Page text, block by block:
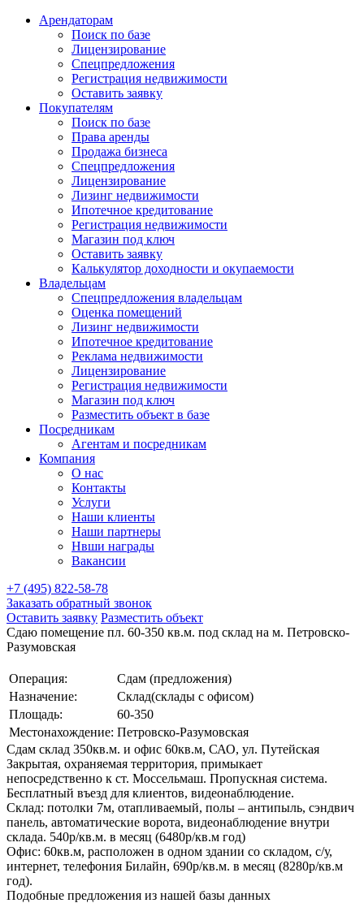
Арендаторам
Поиск по базе
Лицензирование
Спецпредложения
Регистрация недвижимости
Оставить заявку
Покупателям
Поиск по базе
Права аренды
Продажа бизнеса
Спецпредложения
Лицензирование
Лизинг недвижимости
Ипотечное кредитование
Регистрация недвижимости
Магазин под ключ
Оставить заявку
Калькулятор доходности и окупаемости
Владельцам
Спецпредложения владельцам
Оценка помещений
Лизинг недвижимости
Ипотечное кредитование
Реклама недвижимости
Лицензирование
Регистрация недвижимости
Магазин под ключ
Разместить объект в базе
Посредникам
Агентам и посредникам
Компания
О нас
Контакты
Услуги
Наши клиенты
Наши партнеры
Нвши награды
Вакансии
+7 (495) 822-58-78
Заказать обратный звонок
Оставить заявку Разместить объект
Сдаю помещение пл. 60-350 кв.м. под склад на м. Петровско-
Разумовская
Операция:
Сдам (предложения)
Назначение:
Склад(склады с офисом)
Площадь:
60-350
Местонахождение: Петровско-Разумовская
Сдам склад 350кв.м. и офис 60кв.м, САО, ул. Путейская
Закрытая, охраняемая территория, примыкает
непосредственно к ст. Моссельмаш. Пропускная система.
Бесплатный въезд для клиентов, видеонаблюдение.
Склад: потолки 7м, отапливаемый, полы – антипыль, сэндвич
панель, автоматические ворота, видеонаблюдение внутри
склада. 540р/кв.м. в месяц (6480р/кв.м год)
Офис: 60кв.м, расположен в одном здании со складом, с/у,
интернет, телефония Билайн, 690р/кв.м. в месяц (8280р/кв.м
год).
Подобные предложения из нашей базы данных